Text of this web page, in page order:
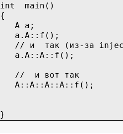
int main()
{
A a;
a.A::f();
// и так (из-за
a.A::A::f();
// и вот так
A::A::A::A::f();
}